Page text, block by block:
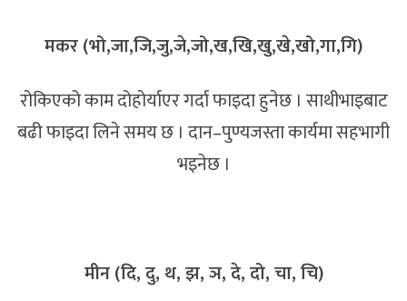
मकर (भो,जा,जि,जु,जे,जो,ख,खि,खु,खे,खो,गा,गि)
रोकिएको काम दोहोर्याएर गर्दा फाइदा हुनेछ । साथीभाइबाट
बढी फाइदा लिने समय छ । दान–पुण्यजस्ता कार्यमा सहभागी
भइनेछ ।
मीन (दि, दु, थ, झ, ञ, दे, दो, चा, चि)